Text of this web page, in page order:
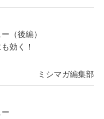
（後編）
効く！
ミシマガ編集部